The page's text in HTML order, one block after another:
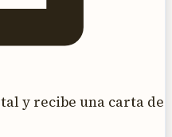
y recibe una carta de